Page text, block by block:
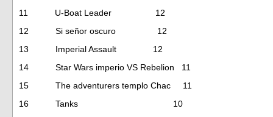
11 U-Boat Leader 12
12 Si señor oscuro 12
13 Imperial Assault 12
14 Star Wars imperio VS Rebelion 11
15 The adventurers templo Chac 11
16 Tanks 10